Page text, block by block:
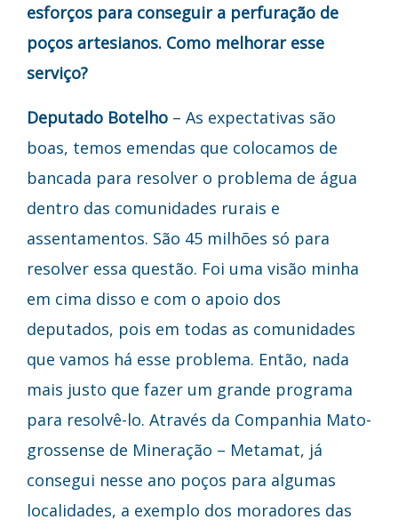
esforços para conseguir a perfuração de
poços artesianos. Como melhorar esse
serviço?
Deputado Botelho – As expectativas são
boas, temos emendas que colocamos de
bancada para resolver o problema de água
dentro das comunidades rurais e
assentamentos. São 45 milhões só para
resolver essa questão. Foi uma visão minha
em cima disso e com o apoio dos
deputados, pois em todas as comunidades
que vamos há esse problema. Então, nada
mais justo que fazer um grande programa
para resolvê-lo. Através da Companhia Mato-
grossense de Mineração – Metamat, já
consegui nesse ano poços para algumas
localidades, a exemplo dos moradores das